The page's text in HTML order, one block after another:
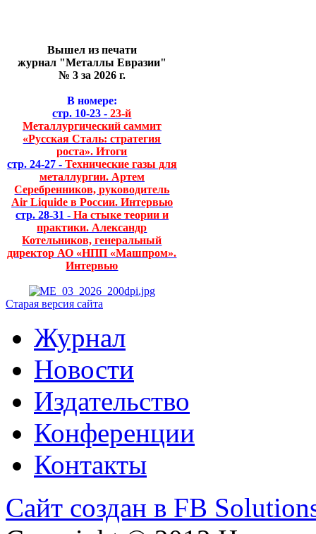
Вышел из печати
журнал "Металлы Евразии"
№ 3 за 2026 г.
В номере:
стр. 10-23 - 23-й
Металлургический саммит
«Русская Сталь: стратегия
роста». Итоги
стр. 24-27 - Технические газы для
металлургии. Артем
Серебренников, руководитель
Air Liquide в России. Интервью
стр. 28-31 - На стыке теории и
практики. Александр
Котельников, генеральный
директор АО «НПП «Машпром».
Интервью
Старая версия сайта
Журнал
Новости
Издательство
Конференции
Контакты
Сайт создан в FB